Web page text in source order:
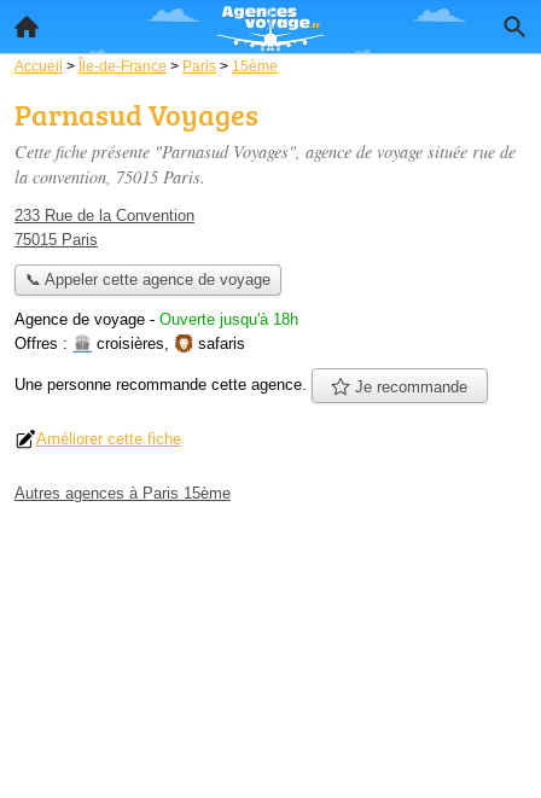
Accueil > Île-de-France > Paris > 15ème
Parnasud Voyages
Cette fiche présente "Parnasud Voyages", agence de voyage située rue de
la convention, 75015 Paris.
233 Rue de la Convention
75015 Paris
📞 Appeler cette agence de voyage
Agence de voyage - Ouverte jusqu'à 18h
Offres :
croisières, safaris
Une personne recommande cette agence. Je recommande
Améliorer cette fiche
Autres agences à Paris 15ème